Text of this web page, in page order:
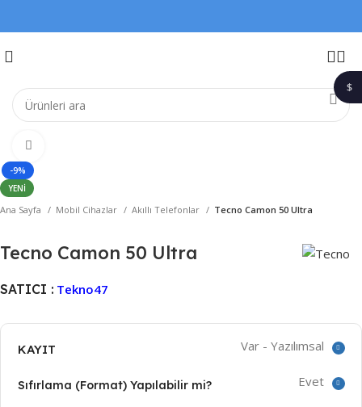
-9%
YENI
Ana Sayfa Mobil Cihazlar Akıllı Telefonlar Tecno Camon 50 Ultra
Tecno Camon 50 Ultra
SATICI : Tekno47
KAYIT Var - Yazılımsal
Sıfırlama (Format) Yapılabilir mi? Evet
$